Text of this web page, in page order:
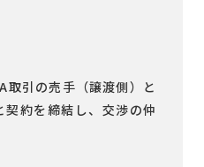
取引の売手（譲渡側）と
約を締結し、交渉の仲